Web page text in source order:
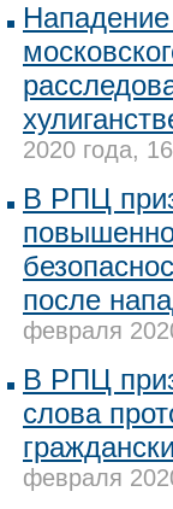
2020 года,
В РПЦ
после
февраля
В РПЦ
слова
февраля